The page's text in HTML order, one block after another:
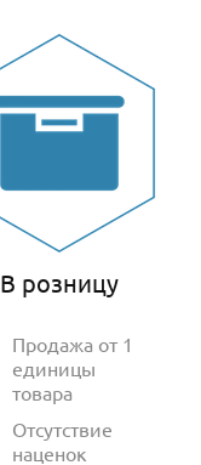
В розницу
Продажа от 1
единицы
товара
Отсутствие
наценок